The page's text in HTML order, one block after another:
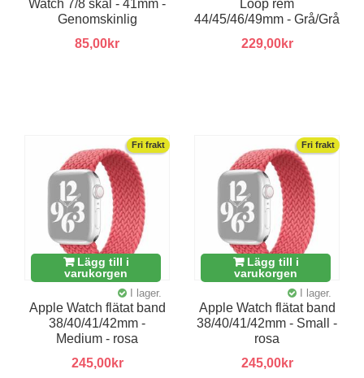
Watch 7/8 skal - 41mm -
Genomskinlig
85,00kr
Loop rem
44/45/46/49mm - Grå/Grå
229,00kr
Fri frakt
Lägg till i
varukorgen
I lager.
Apple Watch flätat band
38/40/41/42mm -
Medium - rosa
245,00kr
Fri frakt
Lägg till i
varukorgen
I lager.
Apple Watch flätat band
38/40/41/42mm - Small -
rosa
245,00kr